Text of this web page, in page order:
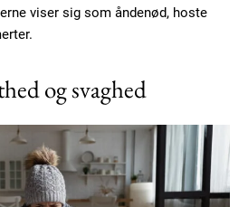
viser sig som åndenød, hoste
og svaghed